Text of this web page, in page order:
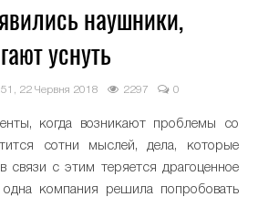
наушники,
уснуть
22 Червня 2018 2297 0
когда возникают проблемы со
сотни мыслей, дела, которые
связи с этим теряется драгоценное
компания решила попробовать